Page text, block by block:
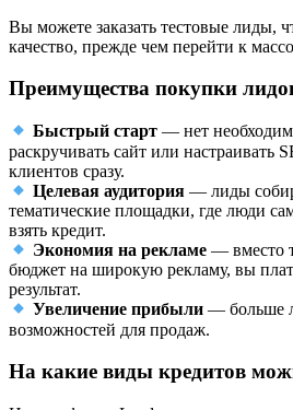
Вы можете заказать тестовые лиды,
качество, прежде чем перейти к
Преимущества покупки
Быстрый старт— нет
раскручивать сайт или настраивать
клиентов сразу.
Целевая аудитория— лиды
тематические площадки, где люди
взять кредит.
Экономия на рекламе— вместо
бюджет на широкую рекламу, вы
результат.
Увеличение прибыли— больше
возможностей для продаж.
На какие виды кредитов